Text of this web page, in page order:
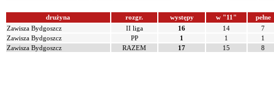
drużyna rozgr. występy w "11"
pełne
Zawisza Bydgoszcz
II liga 16 14
7
Zawisza Bydgoszcz
PP 1 1
1
Zawisza Bydgoszcz
RAZEM 17 15 8